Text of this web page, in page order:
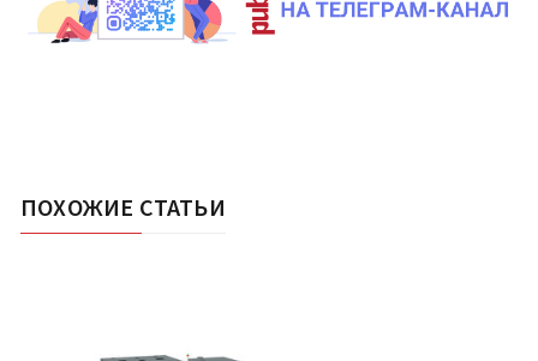
ПОХОЖИЕ СТАТЬИ